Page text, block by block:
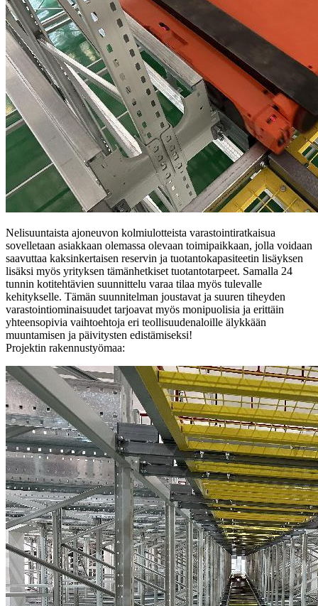
Nelisuuntaista ajoneuvon kolmiulotteista varastointiratkaisua
sovelletaan asiakkaan olemassa olevaan toimipaikkaan, jolla voidaan
saavuttaa kaksinkertaisen reservin ja tuotantokapasiteetin lisäyksen
lisäksi myös yrityksen tämänhetkiset tuotantotarpeet. Samalla 24
tunnin kotitehtävien suunnittelu varaa tilaa myös tulevalle
kehitykselle. Tämän suunnitelman joustavat ja suuren tiheyden
varastointiominaisuudet tarjoavat myös monipuolisia ja erittäin
yhteensopivia vaihtoehtoja eri teollisuudenaloille älykkään
muuntamisen ja päivitysten edistämiseksi!
Projektin rakennustyömaa: